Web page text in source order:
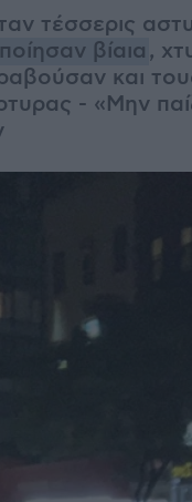
τέσσερις
βίαια ,
και
- «Μην